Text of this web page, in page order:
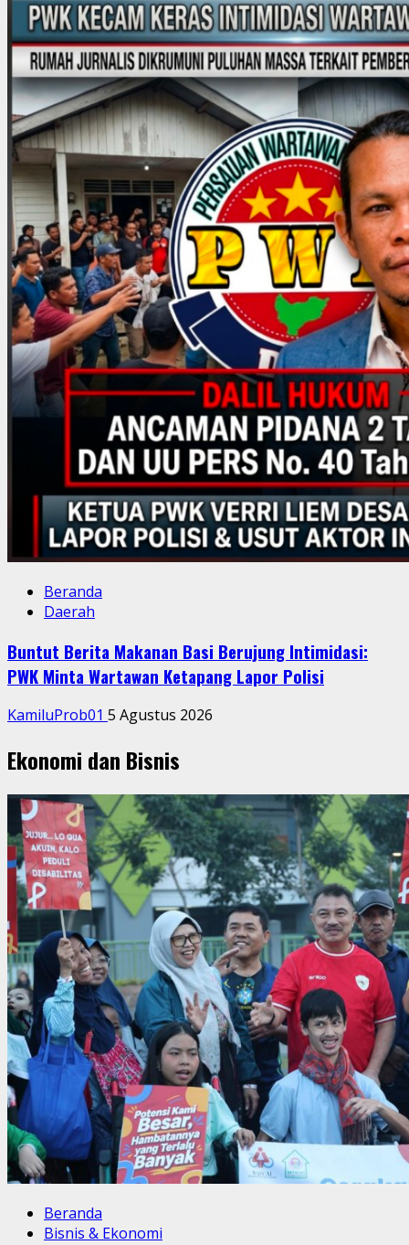
Beranda
Daerah
Buntut Berita Makanan Basi Berujung Intimidasi:
PWK Minta Wartawan Ketapang Lapor Polisi
KamiluProb01 5 Agustus 2026
Ekonomi dan Bisnis
Beranda
Bisnis & Ekonomi